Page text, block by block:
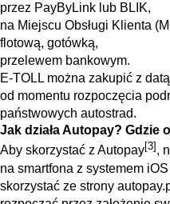
przez PayByLink lub BLIK,
na Miejscu Obsługi Klienta
flotową, gotówką,
przelewem bankowym.
E-TOLL można zakupić z
od momentu rozpoczęcia
państwowych autostrad.
Jak działa Autopay? Gdzie
Aby skorzystać z Autopay[3] ,
na smartfona z systemem
skorzystać ze strony